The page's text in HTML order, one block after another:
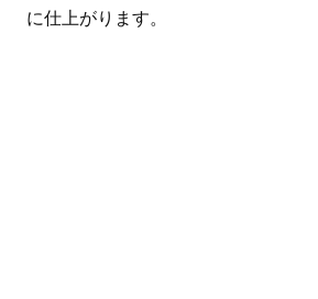
に仕上がります。